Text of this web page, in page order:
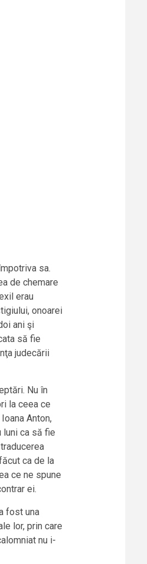
sa.
de chemare
erau
onoarei
ani şi
să fie
judecării
Nu în
la ceea ce
Anton,
luni ca să fie
ca de la
ce ne spune
ei.
fost una
lor, prin care
nu i-